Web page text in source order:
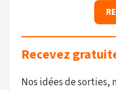
Recevez
Nos idées de sorties,